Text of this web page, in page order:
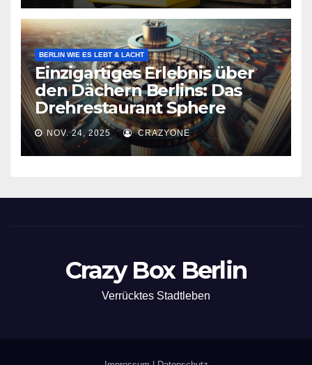
BERLIN WIE ES LEBT & LACHT
Einzigartiges Erlebnis über
den Dächern Berlins: Das
Drehrestaurant Sphere
NOV. 24, 2025 CRAZYONE
Crazy Box Berlin
Verrücktes Stadtleben